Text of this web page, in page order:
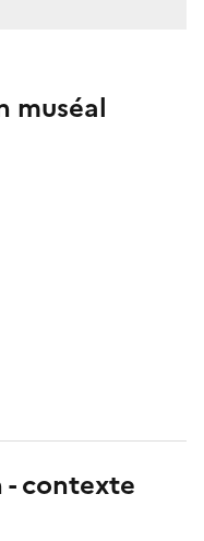
muséal
contexte